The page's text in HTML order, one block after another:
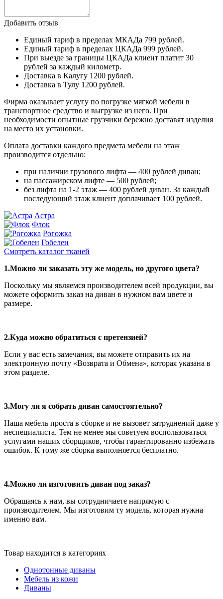
Добавить отзыв
Единый тариф в пределах МКАДа 799 рублей.
Единый тариф в пределах ЦКАДа 999 рублей.
При выезде за границы ЦКАДа клиент платит 30
рублей за каждый километр.
Доставка в Калугу 1200 рублей.
Доставка в Тулу 1200 рублей.
Фирма оказывает услугу по погрузке мягкой мебели в
транспортное средство и выгрузке из него. При
необходимости опытные грузчики бережно доставят изделия
на место их установки.
Оплата доставки каждого предмета мебели на этаж
производится отдельно:
при наличии грузового лифта — 400 рублей диван;
на пассажирском лифте — 500 рублей;
без лифта на 1-2 этаж — 400 рублей диван. За каждый
последующий этаж клиент доплачивает 100 рублей.
Астра
Флок
Рогожка
Гобелен
Смотреть каталог тканей
1.Можно ли заказать эту же модель, но другого цвета?
Поскольку мы являемся производителем всей продукции, вы
можете оформить заказ на диван в нужном вам цвете и
размере.
2.Куда можно обратиться с претензией?
Если у вас есть замечания, вы можете отправить их на
электронную почту «Возврата и Обмена», которая указана в
этом разделе.
3.Могу ли я собрать диван самостоятельно?
Наша мебель проста в сборке и не вызовет затруднений даже у
неспециалиста. Тем не менее мы советуем воспользоваться
услугами наших сборщиков, чтобы гарантированно избежать
ошибок. К тому же сборка выполняется бесплатно.
4.Можно ли изготовить диван под заказ?
Обращаясь к нам, вы сотрудничаете напрямую с
производителем. Мы изготовим ту модель, которая нужна
именно вам.
Товар находится в категориях
Однотонные диваны
Мебель из кожи
Диваны